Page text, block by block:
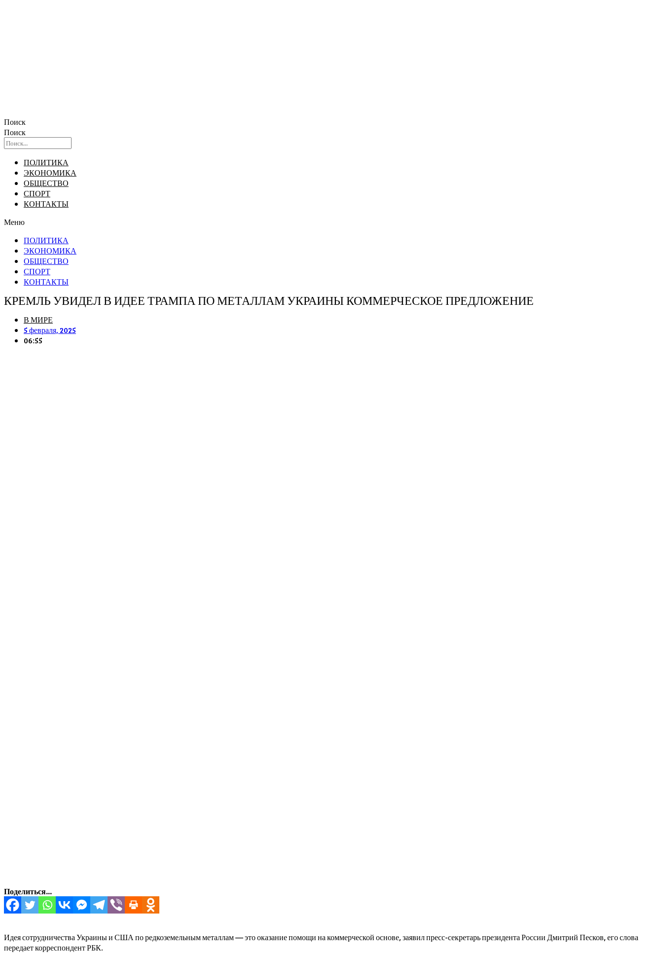
Поиск
Поиск
ПОЛИТИКА
ЭКОНОМИКА
ОБЩЕСТВО
СПОРТ
КОНТАКТЫ
Меню
ПОЛИТИКА
ЭКОНОМИКА
ОБЩЕСТВО
СПОРТ
КОНТАКТЫ
КРЕМЛЬ УВИДЕЛ В ИДЕЕ ТРАМПА ПО МЕТАЛЛАМ УКРАИНЫ КОММЕРЧЕСКОЕ ПРЕДЛОЖЕНИЕ
В МИРЕ
5 февраля, 2025
06:55
Поделиться...
Идея сотрудничества Украины и США по редкоземельным металлам — это оказание помощи на коммерческой основе, заявил пресс-секретарь президента России Дмитрий Песков, его слова
передает корреспондент РБК.